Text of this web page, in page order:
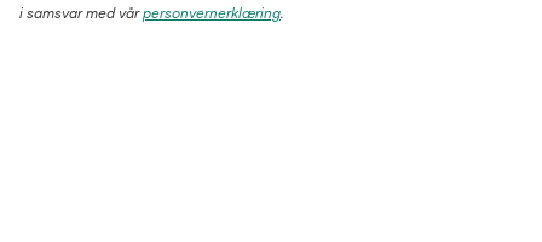
i samsvar med vårpersonvernerklæring.